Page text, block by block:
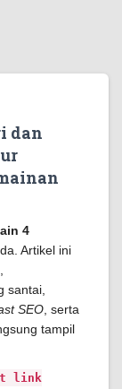
dan
4
Artikel ini
santai,
SEO , serta
tampil
link